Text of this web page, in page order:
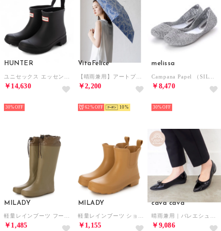
HUNTER
￥14,630
30%
VitaFelice
￥2,200
62% 10
melissa
￥8,470
30%
MILADY
￥1,485
MILADY
￥1,155
cava cava
￥9,086